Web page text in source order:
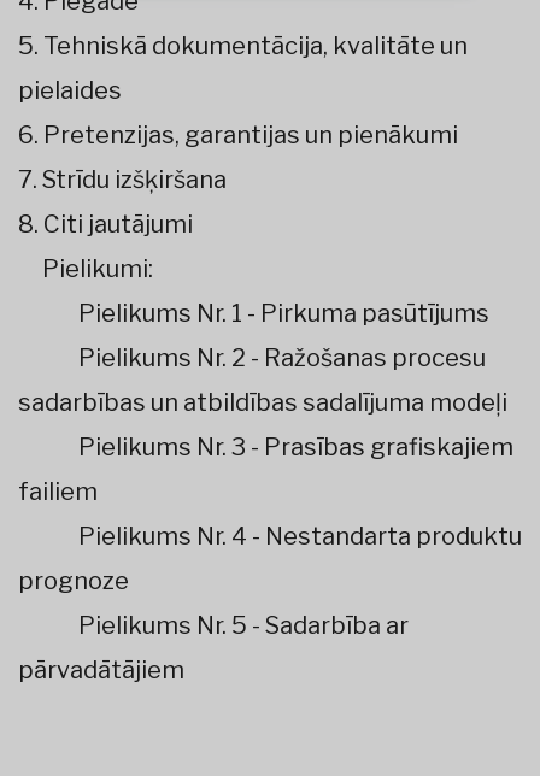
5. Tehniskā dokumentācija, kvalitāte un
pielaides
6. Pretenzijas, garantijas un pienākumi
7. Strīdu izšķiršana
8. Citi jautājumi
Pielikumi:
Pielikums Nr. 1 - Pirkuma pasūtījums
Pielikums Nr. 2 - Ražošanas procesu
sadarbības un atbildības sadalījuma modeļi
Pielikums Nr. 3 - Prasības grafiskajiem
failiem
Pielikums Nr. 4 - Nestandarta produktu
prognoze
Pielikums Nr. 5 - Sadarbība ar
pārvadātājiem